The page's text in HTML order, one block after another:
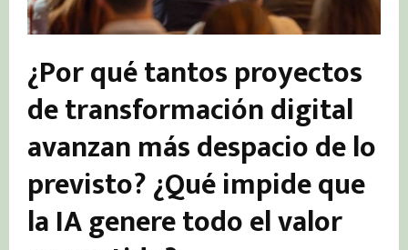
¿Por qué tantos proyectos
de transformación digital
avanzan más despacio de lo
previsto? ¿Qué impide que
la IA genere todo el valor